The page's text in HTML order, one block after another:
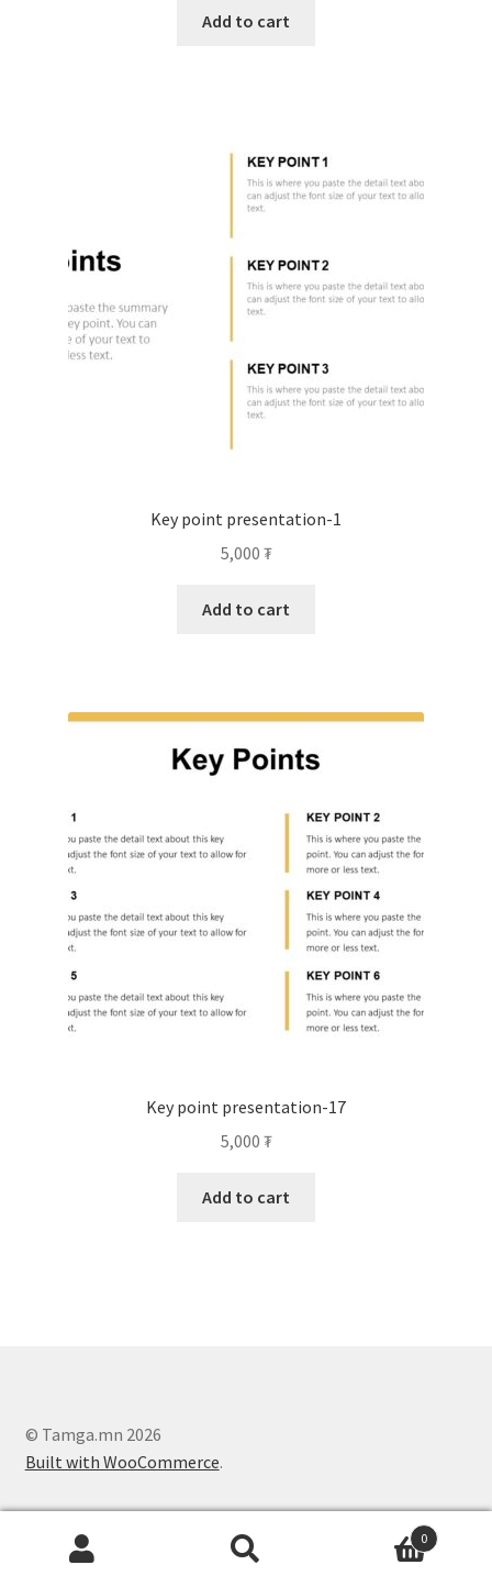
Add to cart
Key point presentation-1
5,000 ₮
Add to cart
Key point presentation-17
5,000 ₮
Add to cart
© Tamga.mn 2026
Built with WooCommerce.
0